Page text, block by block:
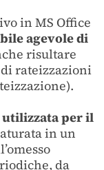
in MS Office
agevole di
risultare
rateizzazioni
utilizzata per il
in un
da